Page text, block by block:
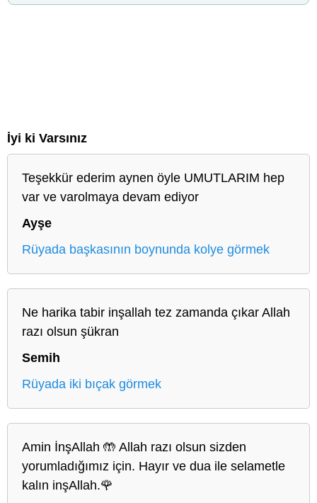
İyi ki Varsınız
Teşekkür ederim aynen öyle UMUTLARIM hep
var ve varolmaya devam ediyor
Ayşe
Rüyada başkasının boynunda kolye görmek
Ne harika tabir inşallah tez zamanda çıkar Allah
razı olsun şükran
Semih
Rüyada iki bıçak görmek
Amin İnşAllah 🤲 Allah razı olsun sizden
yorumladığımız için. Hayır ve dua ile selametle
kalın inşAllah.🌹